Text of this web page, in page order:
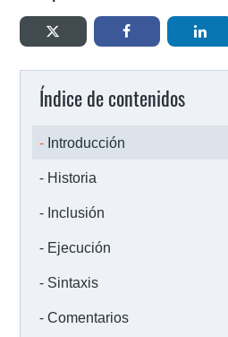
Índice de contenidos
Introducción
Historia
Inclusión
Ejecución
Sintaxis
Comentarios